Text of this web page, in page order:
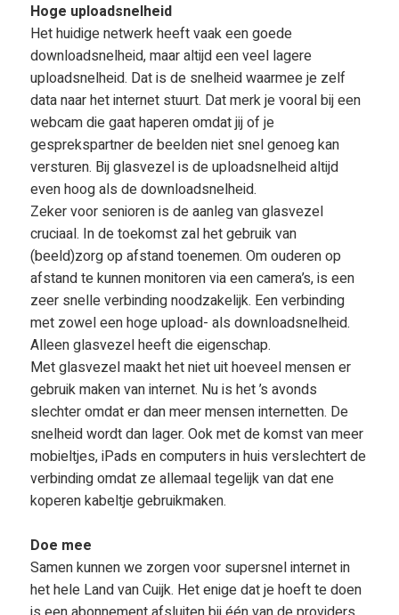
Hoge uploadsnelheid
Het huidige netwerk heeft vaak een goede
downloadsnelheid, maar altijd een veel lagere
uploadsnelheid. Dat is de snelheid waarmee je zelf
data naar het internet stuurt. Dat merk je vooral bij een
webcam die gaat haperen omdat jij of je
gesprekspartner de beelden niet snel genoeg kan
versturen. Bij glasvezel is de uploadsnelheid altijd
even hoog als de downloadsnelheid.
Zeker voor senioren is de aanleg van glasvezel
cruciaal. In de toekomst zal het gebruik van
(beeld)zorg op afstand toenemen. Om ouderen op
afstand te kunnen monitoren via een camera’s, is een
zeer snelle verbinding noodzakelijk. Een verbinding
met zowel een hoge upload- als downloadsnelheid.
Alleen glasvezel heeft die eigenschap.
Met glasvezel maakt het niet uit hoeveel mensen er
gebruik maken van internet. Nu is het ’s avonds
slechter omdat er dan meer mensen internetten. De
snelheid wordt dan lager. Ook met de komst van meer
mobieltjes, iPads en computers in huis verslechtert de
verbinding omdat ze allemaal tegelijk van dat ene
koperen kabeltje gebruikmaken.
Doe mee
Samen kunnen we zorgen voor supersnel internet in
het hele Land van Cuijk. Het enige dat je hoeft te doen